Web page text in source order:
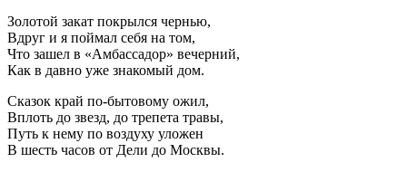
Золотой закат покрылся чернью,
Вдруг и я поймал себя на том,
Что зашел в «Амбассадор» вечерний,
Как в давно уже знакомый дом.
Сказок край по-бытовому ожил,
Вплоть до звезд, до трепета травы,
Путь к нему по воздуху уложен
В шесть часов от Дели до Москвы.